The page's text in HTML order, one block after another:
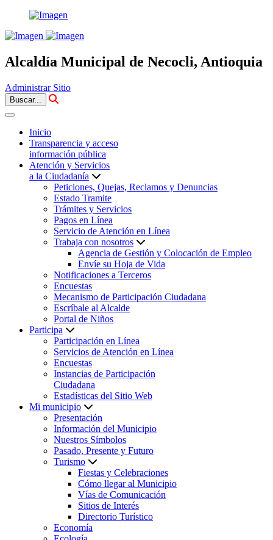
Alcaldía Municipal de Necocli, Antioquia
Administrar Sitio
Buscar...
Inicio
Transparencia y acceso
información pública
Atención y Servicios
a la Ciudadanía
Peticiones, Quejas, Reclamos y Denuncias
Estado Tramite
Trámites y Servicios
Pagos en Línea
Servicio de Atención en Línea
Trabaja con nosotros
Agencia de Gestión y Colocación de Empleo
Envíe su Hoja de Vida
Notificaciones a Terceros
Encuestas
Mecanismo de Participación Ciudadana
Escríbale al Alcalde
Portal de Niños
Participa
Participación en Línea
Servicios de Atención en Línea
Encuestas
Instancias de Participación
Ciudadana
Estadísticas del Sitio Web
Mi municipio
Presentación
Información del Municipio
Nuestros Símbolos
Pasado, Presente y Futuro
Turismo
Fiestas y Celebraciones
Cómo llegar al Municipio
Vías de Comunicación
Sitios de Interés
Directorio Turístico
Economía